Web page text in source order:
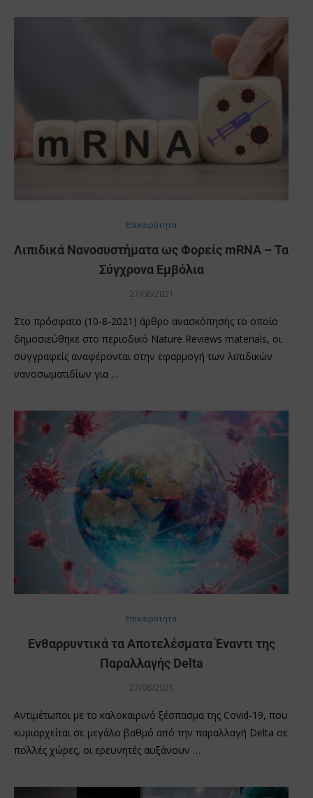
Επικαιρότητα
Λιπιδικά Νανοσυστήματα ως Φορείς mRNA – Τα
Σύγχρονα Εμβόλια
27/08/2021
Στο πρόσφατο (10-8-2021) άρθρο ανασκόπησης το οποίο
δημοσιεύθηκε στο περιοδικό Nature Reviews materials, οι
συγγραφείς αναφέρονται στην εφαρμογή των λιπιδικών
νανοσωματιδίων για …
Επικαιρότητα
Ενθαρρυντικά τα Αποτελέσματα Έναντι της
Παραλλαγής Delta
27/08/2021
Αντιμέτωποι με το καλοκαιρινό ξέσπασμα της Covid-19, που
κυριαρχείται σε μεγάλο βαθμό από την παραλλαγή Delta σε
πολλές χώρες, οι ερευνητές αυξάνουν …